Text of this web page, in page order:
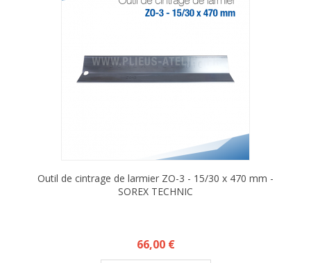
Outil de cintrage de larmier ZO-3 - 15/30 x 470 mm -
SOREX TECHNIC
Prix
66,00 €